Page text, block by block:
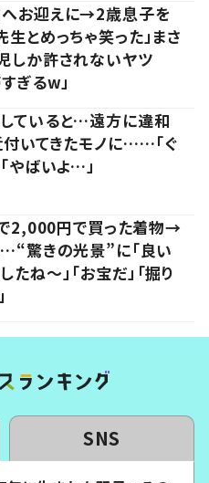
お迎えに→2歳息子を
とめっちゃ笑った」まさ
しか許されないヤツ
ぎるw」
ていると…遠方に違和
付いてきたモノに……「ぐ
やばいよ…」
2,000円で買った着物→
驚きの光景”に「良い
ね～」「お宝だ」「掘り
SNS